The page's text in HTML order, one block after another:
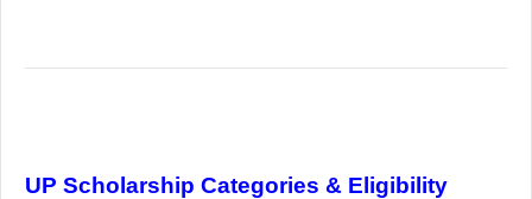
UP Scholarship Categories & Eligibility